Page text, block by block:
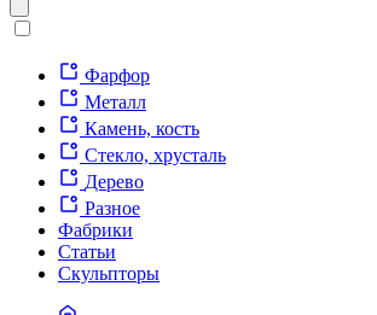
Фарфор
Металл
Камень, кость
Стекло, хрусталь
Дерево
Разное
Фабрики
Статьи
Скульпторы